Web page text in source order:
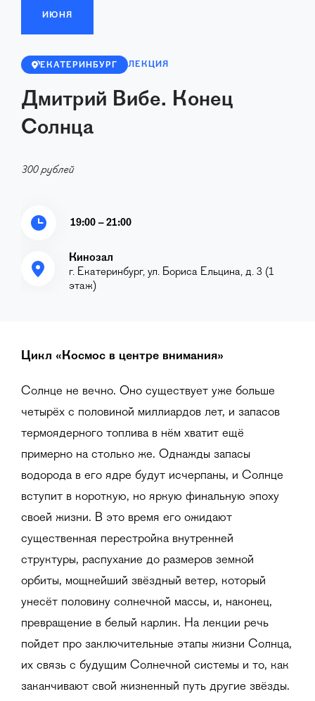
ИЮНЯ
ЕКАТЕРИНБУРГ ЛЕКЦИЯ
Дмитрий Вибе. Конец
Солнца
300 рублей
19:00 – 21:00
Кинозал
г. Екатеринбург, ул. Бориса Ельцина, д. 3 (1
этаж)
Цикл «Космос в центре внимания»
Солнце не вечно. Оно существует уже больше
четырёх с половиной миллиардов лет, и запасов
термоядерного топлива в нём хватит ещё
примерно на столько же. Однажды запасы
водорода в его ядре будут исчерпаны, и Солнце
вступит в короткую, но яркую финальную эпоху
своей жизни. В это время его ожидают
существенная перестройка внутренней
структуры, распухание до размеров земной
орбиты, мощнейший звёздный ветер, который
унесёт половину солнечной массы, и, наконец,
превращение в белый карлик. На лекции речь
пойдет про заключительные этапы жизни Солнца,
их связь с будущим Солнечной системы и то, как
заканчивают свой жизненный путь другие звёзды.